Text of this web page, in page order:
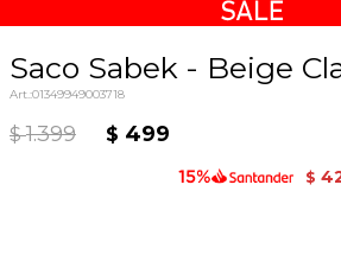
Saco Sabek - Beige
01349949003718
$ 1.399 $ 499
$